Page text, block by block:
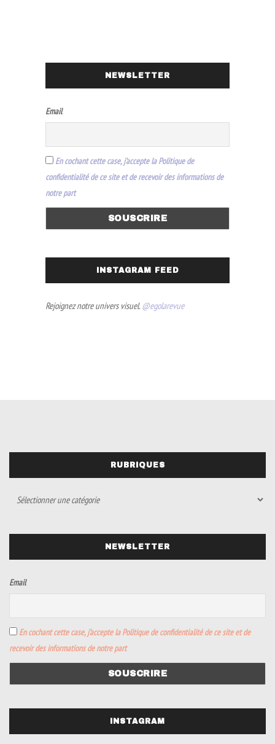
NEWSLETTER
Email
En cochant cette case, j’accepte la Politique de
confidentialité de ce site et de recevoir des informations de
notre part
INSTAGRAM FEED
Rejoignez notre univers visuel. @egolarevue
RUBRIQUES
NEWSLETTER
Email
En cochant cette case, j’accepte la Politique de confidentialité de ce site et de
recevoir des informations de notre part
INSTAGRAM